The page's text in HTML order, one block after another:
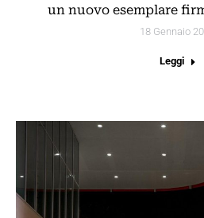
un nuovo esemplare
18 Gennaio
Leggi